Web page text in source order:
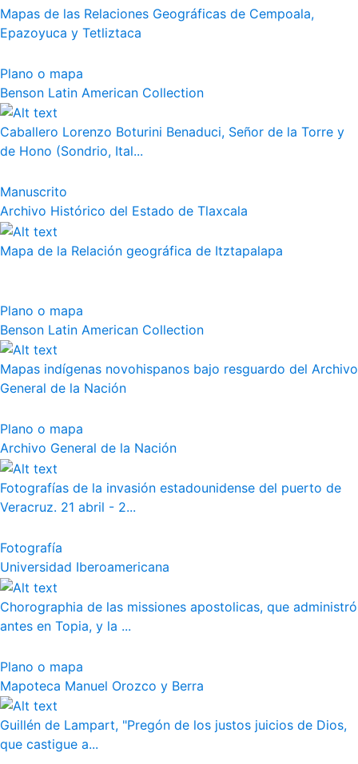
Mapas de las Relaciones Geográficas de Cempoala,
Epazoyuca y Tetliztaca
Plano o mapa
Benson Latin American Collection
Caballero Lorenzo Boturini Benaduci, Señor de la Torre y
de Hono (Sondrio, Ital...
Manuscrito
Archivo Histórico del Estado de Tlaxcala
Mapa de la Relación geográfica de Itztapalapa
Plano o mapa
Benson Latin American Collection
Mapas indígenas novohispanos bajo resguardo del Archivo
General de la Nación
Plano o mapa
Archivo General de la Nación
Fotografías de la invasión estadounidense del puerto de
Veracruz. 21 abril - 2...
Fotografía
Universidad Iberoamericana
Chorographia de las missiones apostolicas, que administró
antes en Topia, y la ...
Plano o mapa
Mapoteca Manuel Orozco y Berra
Guillén de Lampart, "Pregón de los justos juicios de Dios,
que castigue a...